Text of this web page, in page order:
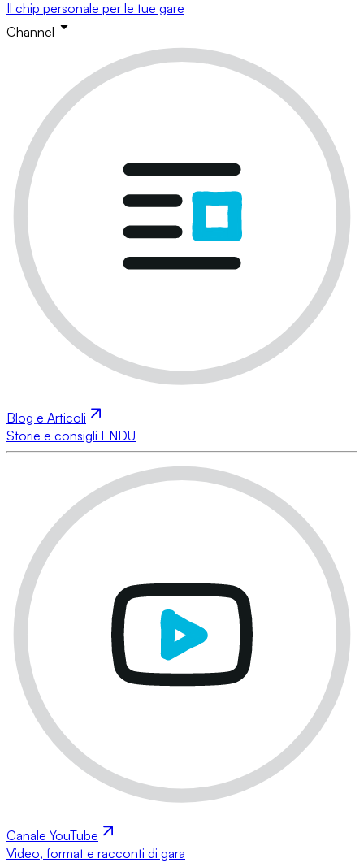
Il chip personale per le tue gare
Channel
Blog e Articoli
Storie e consigli ENDU
Canale YouTube
Video, format e racconti di gara